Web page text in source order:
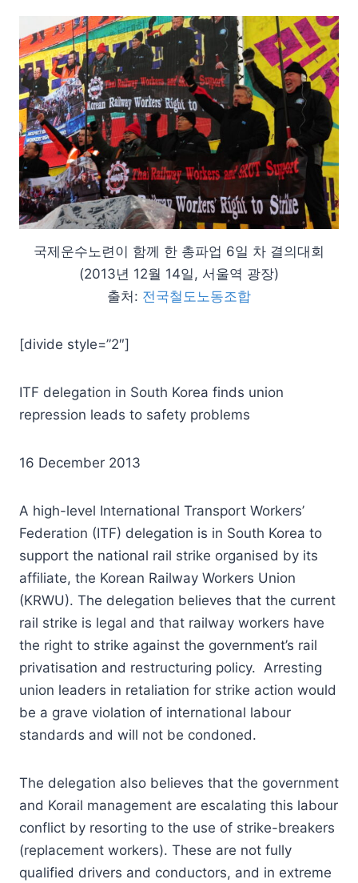
국제운수노련이 함께 한 총파업 6일 차 결의대회
(2013년 12월 14일, 서울역 광장)
출처: 전국철도노동조합
[divide style=”2″]
ITF delegation in South Korea finds union
repression leads to safety problems
16 December 2013
A high-level International Transport Workers’
Federation (ITF) delegation is in South Korea to
support the national rail strike organised by its
affiliate, the Korean Railway Workers Union
(KRWU). The delegation believes that the current
rail strike is legal and that railway workers have
the right to strike against the government’s rail
privatisation and restructuring policy. Arresting
union leaders in retaliation for strike action would
be a grave violation of international labour
standards and will not be condoned.
The delegation also believes that the government
and Korail management are escalating this labour
conflict by resorting to the use of strike-breakers
(replacement workers). These are not fully
qualified drivers and conductors, and in extreme